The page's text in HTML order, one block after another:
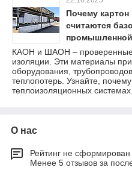
Почему
считаются
КАОН и ШАОН –
изоляции. Эти материалы
оборудования,
теплопотерь. Узнайте,
теплоизоляционных системах.
О нас
Рейтинг не сформирован
Менее 5 отзывов за